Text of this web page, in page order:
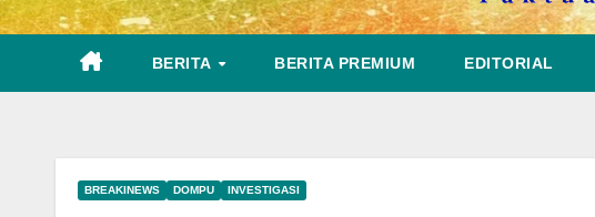
BERITA BERITA PREMIUM EDITORIAL
BREAKINEWS DOMPU INVESTIGASI